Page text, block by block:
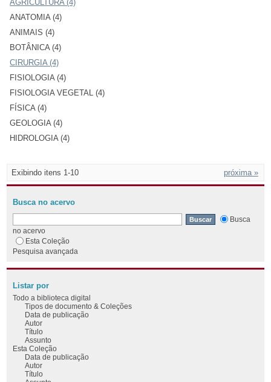
AGRICULTURA (4)
ANATOMIA (4)
ANIMAIS (4)
BOTÂNICA (4)
CIRURGIA (4)
FISIOLOGIA (4)
FISIOLOGIA VEGETAL (4)
FÍSICA (4)
GEOLOGIA (4)
HIDROLOGIA (4)
Exibindo itens 1-10 próxima »
Busca no acervo
Busca
no acervo
Esta Coleção
Pesquisa avançada
Listar por
Todo a biblioteca digital
Tipos de documento & Coleções
Data de publicação
Autor
Título
Assunto
Esta Coleção
Data de publicação
Autor
Título